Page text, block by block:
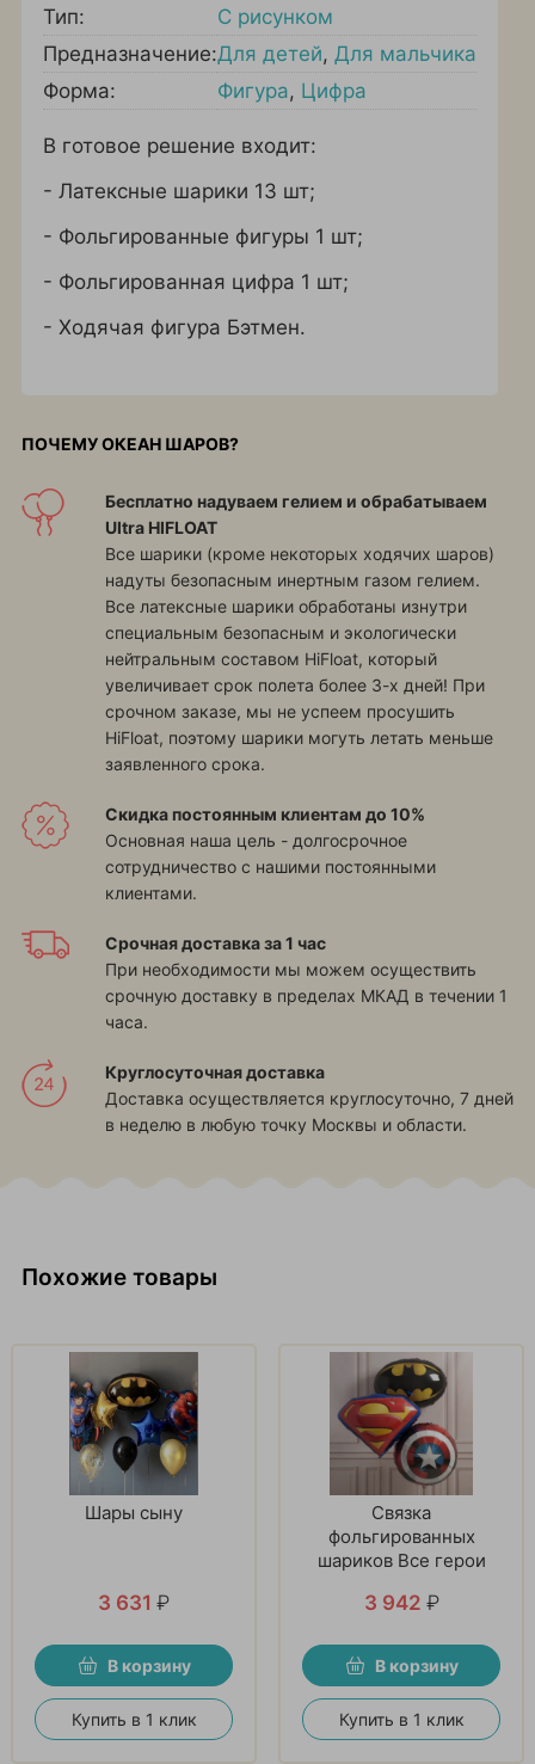
Тип:
С рисунком
Предназначение:Для детей, Для мальчика
Форма:
Фигура, Цифра
В готовое решение входит:
- Латексные шарики 13 шт;
- Фольгированные фигуры 1 шт;
- Фольгированная цифра 1 шт;
- Ходячая фигура Бэтмен.
ПОЧЕМУ ОКЕАН ШАРОВ?
Бесплатно надуваем гелием и обрабатываем
Ultra HIFLOAT
Все шарики (кроме некоторых ходячих шаров)
надуты безопасным инертным газом гелием.
Все латексные шарики обработаны изнутри
специальным безопасным и экологически
нейтральным составом HiFloat, который
увеличивает срок полета более 3-х дней! При
срочном заказе, мы не успеем просушить
HiFloat, поэтому шарики могуть летать меньше
заявленного срока.
Скидка постоянным клиентам до 10%
Основная наша цель - долгосрочное
сотрудничество с нашими постоянными
клиентами.
Срочная доставка за 1 час
При необходимости мы можем осуществить
срочную доставку в пределах МКАД в течении 1
часа.
Круглосуточная доставка
Доставка осуществляется круглосуточно, 7 дней
в неделю в любую точку Москвы и области.
Похожие товары
Шары сыну
3 631 ₽
В корзину
Купить в 1 клик
Связка
фольгированных
шариков Все герои
3 942 ₽
В корзину
Купить в 1 клик